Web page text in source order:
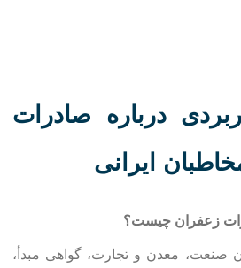
درباره صادرات
ایرانی
صنعت، معدن و تجارت، گواهی مبدأ،